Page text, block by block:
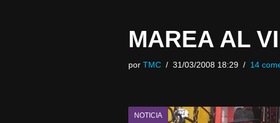
MAREA AL
por TMC 31/03/2008 18:29 14
NOTICIA